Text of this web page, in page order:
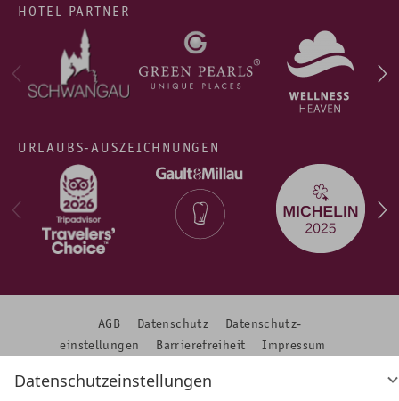
Datenschutzeinstellungen
HOTEL PARTNER
URLAUBS-AUSZEICHNUNGEN
AGB Datenschutz
Datenschutz­
einstellungen
Barrierefreiheit Impressum